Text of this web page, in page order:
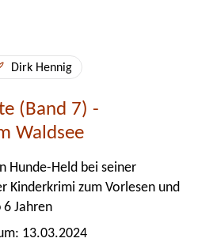
Dirk Hennig
(Band 7) -
Waldsee
Hunde-Held bei seiner
Kinderkrimi zum Vorlesen und
6 Jahren
13.03.2024